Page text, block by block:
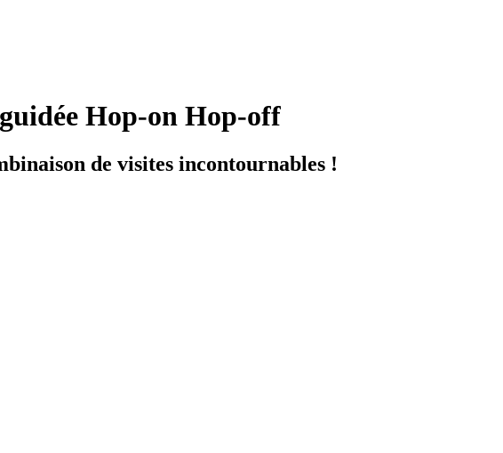
Hop-on Hop-off
de visites incontournables !